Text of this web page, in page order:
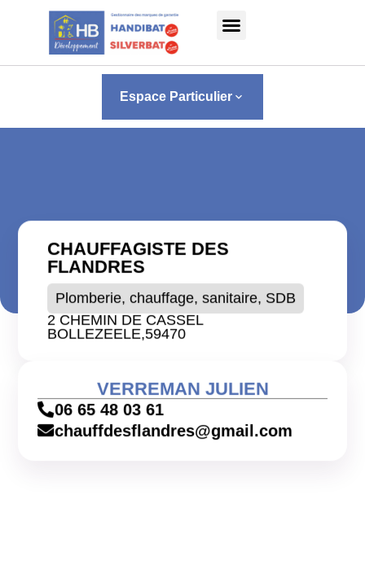
Panneau de gestion des cookies
Espace Particulier keyboard_arrow_down
CHAUFFAGISTE DES
FLANDRES
Plomberie, chauffage, sanitaire, SDB
2 CHEMIN DE CASSEL
BOLLEZEELE,59470
VERREMAN JULIEN
06 65 48 03 61
chauffdesflandres@gmail.com